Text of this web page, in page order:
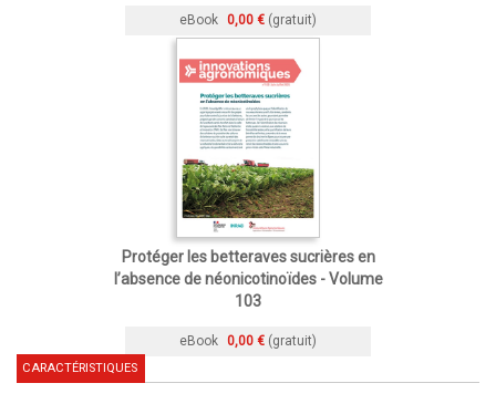
eBook 0,00 € (gratuit)
Protéger les betteraves sucrières en
l’absence de néonicotinoïdes - Volume
103
eBook 0,00 € (gratuit)
CARACTÉRISTIQUES